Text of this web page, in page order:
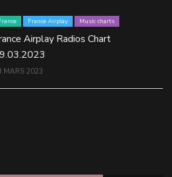
France Airplay Music charts
Airplay Radios Chart
MARS 2023